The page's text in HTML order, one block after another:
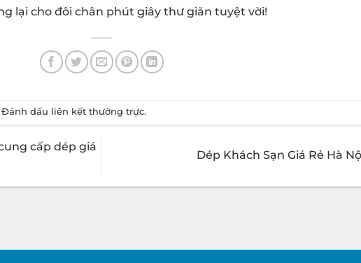
lại cho đôi chân phút giây thư giãn tuyệt vời!
Đánh dấu liên kết thường trực.
cấp dép giá
Dép Khách Sạn Giá Rẻ Hà